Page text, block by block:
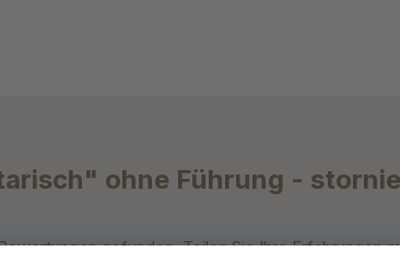
ohne Führung -
gefunden. Teilen Sie Ihre Erfahrungen